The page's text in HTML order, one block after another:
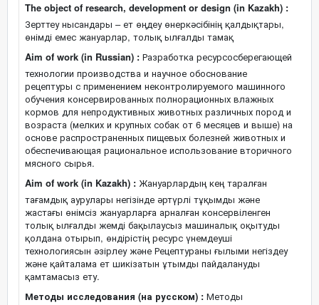
The object of research, development or design (in Kazakh) :
Зерттеу нысандары – ет өңдеу өнеркәсібінің қалдықтары,
өнімді емес жануарлар, толық ылғалды тамақ
Aim of work (in Russian) : Разработка ресурсосберегающей
технологии производства и научное обоснование
рецептуры с применением неконтролируемого машинного
обучения консервированных полнорационных влажных
кормов для непродуктивных животных различных пород и
возраста (мелких и крупных собак от 6 месяцев и выше) на
основе распространенных пищевых болезней животных и
обеспечивающая рациональное использование вторичного
мясного сырья.
Aim of work (in Kazakh) : Жануарлардың кең таралған
тағамдық аурулары негізінде әртүрлі тұқымды және
жастағы өнімсіз жануарларға арналған консервіленген
толық ылғалды жемді бақылаусыз машиналық оқытуды
қолдана отырып, өндірістің ресурс үнемдеуші
технологиясын әзірлеу және Рецептураны ғылыми негіздеу
және қайталама ет шикізатын ұтымды пайдалануды
қамтамасыз ету.
Методы исследования (на русском) : Методы